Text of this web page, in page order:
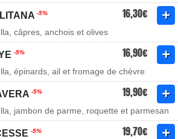
-5% 16,30€
câpres, anchois et olives
-5% 16,90€
épinards, ail et fromage de chèvre
-5% 19,90€
jambon de parme, roquette et parmesan
-5% 19,70€